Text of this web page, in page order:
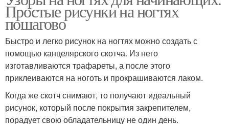
Простые рисунки на ногтях
пошагово
Быстро и легко рисунок на ногтях можно создать с
помощью канцелярского скотча. Из него
изготавливаются трафареты, а после этого
приклеиваются на ноготь и прокрашиваются лаком.
Когда же скотч снимают, то получают идеальный
рисунок, который после покрытия закрепителем,
порадует свою обладательницу не один день.